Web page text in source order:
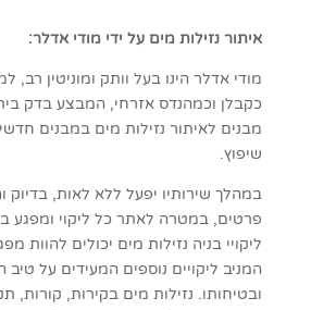
איתור נזילות מים על ידי מודי אדלר:
כקבלן וכמהנדס אזרחי, המבצע בדק
מבנים לאיתור נזילות מים במבנים
שיפוץ.
במהלך שירותיו יפעל ללא לאות, בדיוק
פרטים, במטרה לאתר כל ליקוי ומפגע
ליקויי בניה נזילות מים יכולים להוות
המניב ליקויים נוספים המעידים על טיב
ובטיחותו. נזילות מים בקירות, קורות,